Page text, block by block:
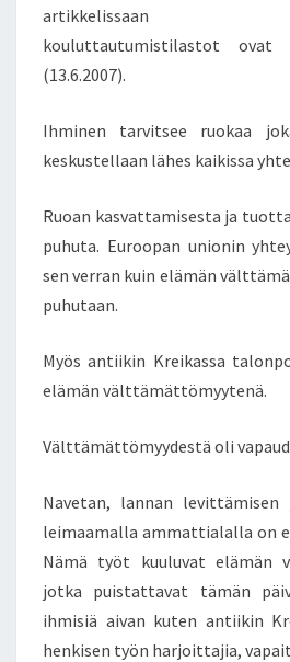
artikkelissaan
kouluttautumistilastot ovat
(13.6.2007).
Ihminen tarvitsee ruokaa
keskustellaan lähes kaikissa
Ruoan kasvattamisesta ja
puhuta. Euroopan unionin
sen verran kuin elämän
puhutaan.
Myös antiikin Kreikassa
elämän välttämättömyytenä.
Välttämättömyydestä oli
Navetan, lannan
leimaamalla ammattialalla on
Nämä työt kuuluvat elämän
jotka puistattavat tämän
ihmisiä aivan kuten antiikin
henkisen työn harjoittajia,